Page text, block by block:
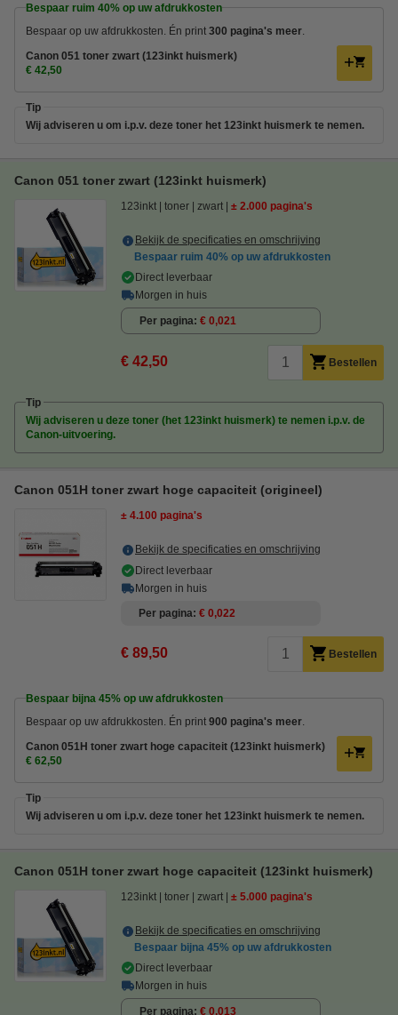
Bespaar ruim 40% op uw afdrukkosten
Bespaar op uw afdrukkosten. Én print 300 pagina's meer.
Canon 051 toner zwart (123inkt huismerk)
€ 42,50
Tip
Wij adviseren u om i.p.v. deze toner het 123inkt huismerk te nemen.
Canon 051 toner zwart (123inkt huismerk)
123inkt toner zwart ± 2.000 pagina's
Bekijk de specificaties en omschrijving
Bespaar ruim 40% op uw afdrukkosten
Direct leverbaar
Morgen in huis
Per pagina € 0,021
€ 42,50 Bestellen
Tip
Wij adviseren u deze toner (het 123inkt huismerk) te nemen i.p.v. de
Canon-uitvoering.
Canon 051H toner zwart hoge capaciteit (origineel)
± 4.100 pagina's
Bekijk de specificaties en omschrijving
Direct leverbaar
Morgen in huis
Per pagina € 0,022
€ 89,50 Bestellen
Bespaar bijna 45% op uw afdrukkosten
Bespaar op uw afdrukkosten. Én print 900 pagina's meer.
Canon 051H toner zwart hoge capaciteit (123inkt huismerk)
€ 62,50
Tip
Wij adviseren u om i.p.v. deze toner het 123inkt huismerk te nemen.
Canon 051H toner zwart hoge capaciteit (123inkt huismerk)
123inkt toner zwart ± 5.000 pagina's
Bekijk de specificaties en omschrijving
Bespaar bijna 45% op uw afdrukkosten
Direct leverbaar
Morgen in huis
Per pagina € 0,013